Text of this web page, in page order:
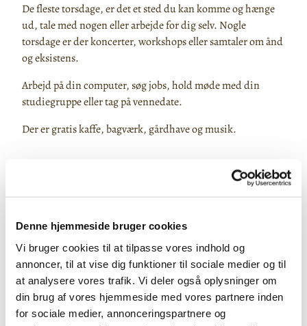
Denne hjemmeside bruger cookies
Vi bruger cookies til at tilpasse vores indhold og
annoncer, til at vise dig funktioner til sociale medier og til
at analysere vores trafik. Vi deler også oplysninger om
din brug af vores hjemmeside med vores partnere inden
for sociale medier, annonceringspartnere og
De fleste torsdage, er det et sted du kan komme og hænge
ud, tale med nogen eller arbejde for dig selv. Nogle
torsdage er der koncerter, workshops eller samtaler om ånd
og eksistens.
Arbejd på din computer, søg jobs, hold møde med din
studiegruppe eller tag på vennedate.
Der er gratis kaffe, bagværk, gårdhave og musik.